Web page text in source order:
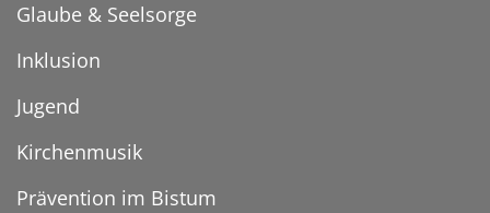
Glaube & Seelsorge
Inklusion
Jugend
Kirchenmusik
Prävention im Bistum